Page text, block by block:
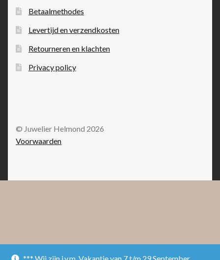
Betaalmethodes
Levertijd en verzendkosten
Retourneren en klachten
Privacy policy
© Juwelier Helmond 2026
Voorwaarden